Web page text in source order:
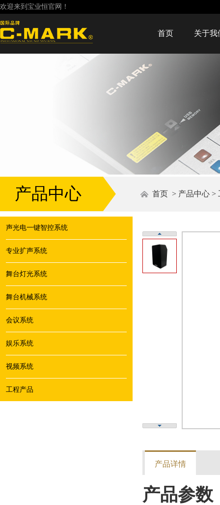
欢迎来到宝业恒官网！
首页 关于我
产品中心 首页 > 产品中心 >
声光电一键智控系统
专业扩声系统
舞台灯光系统
舞台机械系统
会议系统
娱乐系统
视频系统
工程产品
产品详情
产品参数